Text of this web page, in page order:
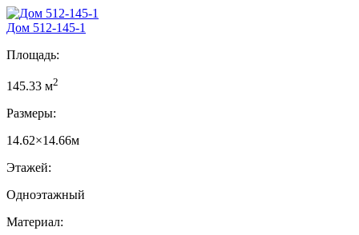
Дом 512-145-1
Площадь:
145.33 м2
Размеры:
14.62×14.66м
Этажей:
Одноэтажный
Материал: